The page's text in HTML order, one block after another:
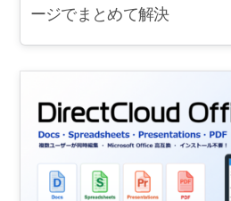
ージでまとめて解決